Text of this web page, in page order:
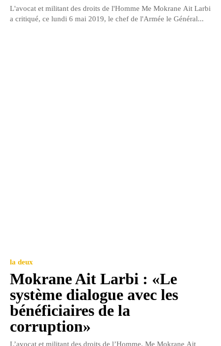
L'avocat et militant des droits de l'Homme Me Mokrane Ait Larbi
a critiqué, ce lundi 6 mai 2019, le chef de l'Armée le Général...
la deux
Mokrane Ait Larbi : «Le
système dialogue avec les
bénéficiaires de la
corruption»
L’avocat et militant des droits de l’Homme, Me Mokrane Ait